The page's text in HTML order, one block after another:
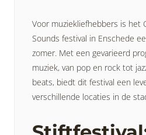
Voor muziekliefhebbers is het
Sounds festival in Enschede
zomer. Met een gevarieerd
muziek, van pop en rock tot
beats, biedt dit festival een
verschillende locaties in de